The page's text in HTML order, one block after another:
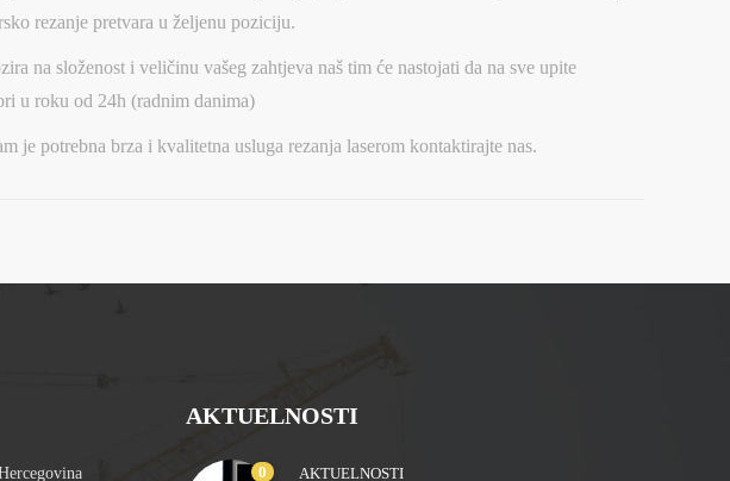
rezanje pretvara u željenu poziciju.
na složenost i veličinu vašeg zahtjeva naš tim će nastojati da na sve upite
u roku od 24h (radnim danima)
je potrebna brza i kvalitetna usluga rezanja laserom kontaktirajte nas.
AKTUELNOSTI
0 AKTUELNOSTI